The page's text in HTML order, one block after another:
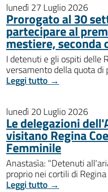
lunedì 27 Luglio 2026
Prorogato al 30
partecipare al
mestiere,
I detenuti e gli ospiti delle
versamento della quota di
Leggi tutto →
lunedì 20 Luglio 2026
Le delegazioni
visitano Regina
Femminile
Anastasìa: "Detenuti
proprio nei cortili di
Leggi tutto →